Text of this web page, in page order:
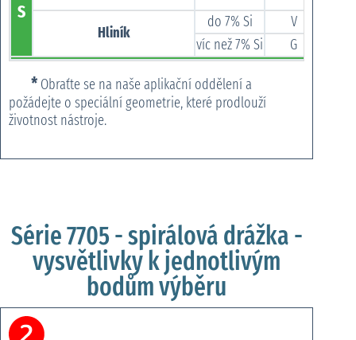
S
Hliník
do 7% Si V
víc než 7% Si
G
* Obraťte se na naše aplikační oddělení a
požádejte o speciální geometrie, které prodlouží
životnost nástroje.
Série 7705 - spirálová drážka -
vysvětlivky k jednotlivým
bodům výběru